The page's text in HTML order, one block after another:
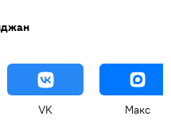
VK Макс